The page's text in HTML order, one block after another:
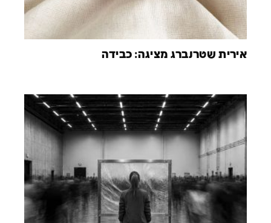
אירית שטרנברג מציגה: כבידה